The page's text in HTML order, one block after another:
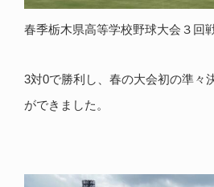
春季栃木県高等学校野球大会３回
3対0で勝利し、春の大会初の準々
ができました。